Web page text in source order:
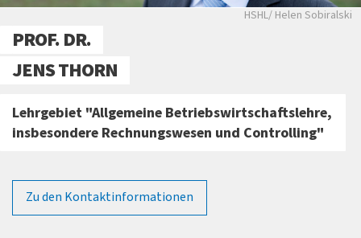
Portraitaufnahme
HSHL/ Helen Sobiralski
PROF. DR.
JENS THORN
Lehrgebiet "Allgemeine Betriebswirtschaftslehre,
insbesondere Rechnungswesen und Controlling"
Zu den Kontaktinformationen